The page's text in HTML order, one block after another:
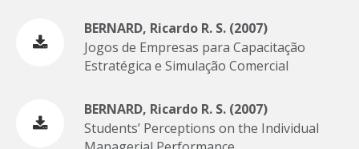
BERNARD, Ricardo R. S. (2007)
Jogos de Empresas para Capacitação
Estratégica e Simulação Comercial
BERNARD, Ricardo R. S. (2007)
Students’ Perceptions on the Individual